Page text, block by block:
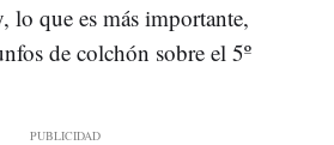
lo que es más importante,
de colchón sobre el 5º